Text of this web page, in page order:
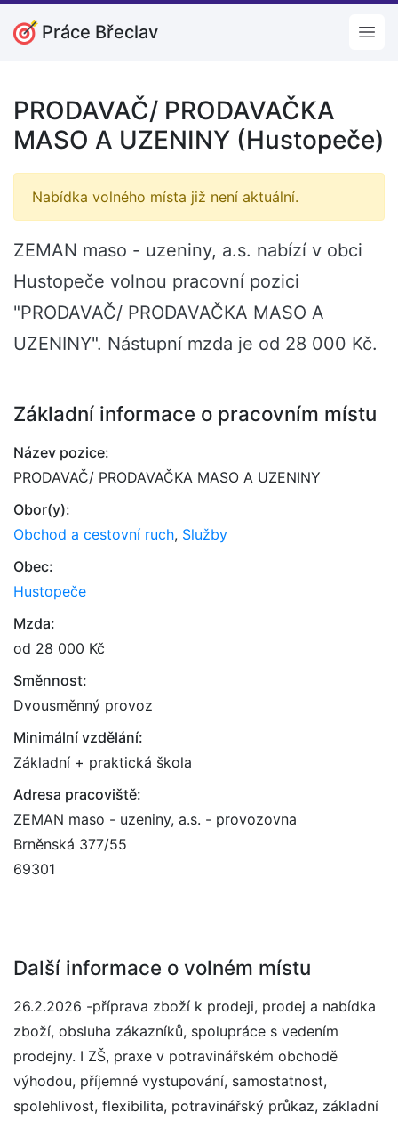
Práce Břeclav
PRODAVAČ/ PRODAVAČKA
MASO A UZENINY (Hustopeče)
Nabídka volného místa již není aktuální.
ZEMAN maso - uzeniny, a.s. nabízí v obci
Hustopeče volnou pracovní pozici
"PRODAVAČ/ PRODAVAČKA MASO A
UZENINY". Nástupní mzda je od 28 000 Kč.
Základní informace o pracovním místu
Název pozice:
PRODAVAČ/ PRODAVAČKA MASO A UZENINY
Obor(y):
Obchod a cestovní ruch, Služby
Obec:
Hustopeče
Mzda:
od 28 000 Kč
Směnnost:
Dvousměnný provoz
Minimální vzdělání:
Základní + praktická škola
Adresa pracoviště:
ZEMAN maso - uzeniny, a.s. - provozovna
Brněnská 377/55
69301
Další informace o volném místu
26.2.2026 -příprava zboží k prodeji, prodej a nabídka
zboží, obsluha zákazníků, spolupráce s vedením
prodejny. I ZŠ, praxe v potravinářském obchodě
výhodou, příjemné vystupování, samostatnost,
spolehlivost, flexibilita, potravinářský průkaz, základní